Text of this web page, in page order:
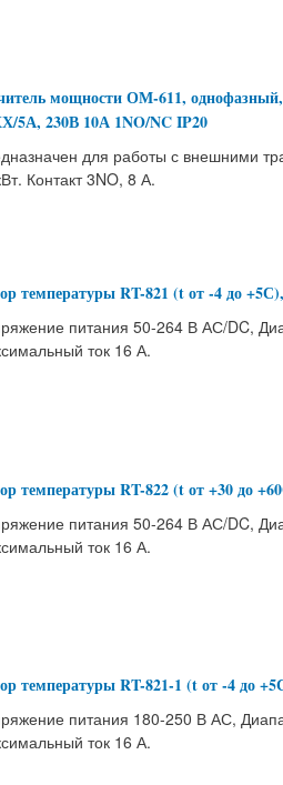
мощности ОМ-611,
5А, 230В 10А 1NO/NC IP20
для работы с внешними
Контакт 3NO, 8 А.
температуры RT-821 (t от -4 до
питания 50-264 В АС/DC,
ток 16 А.
температуры RT-822 (t от +30 до
питания 50-264 В АС/DC,
ток 16 А.
температуры RT-821-1 (t от -4 до
питания 180-250 В АС,
ток 16 А.